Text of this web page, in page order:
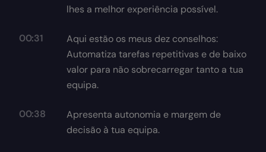
lhes a melhor experiência possível.
00:31
Aqui estão os meus dez conselhos:
Automatiza tarefas repetitivas e de baixo
valor para não sobrecarregar tanto a tua
equipa.
00:38
Apresenta autonomia e margem de
decisão à tua equipa.